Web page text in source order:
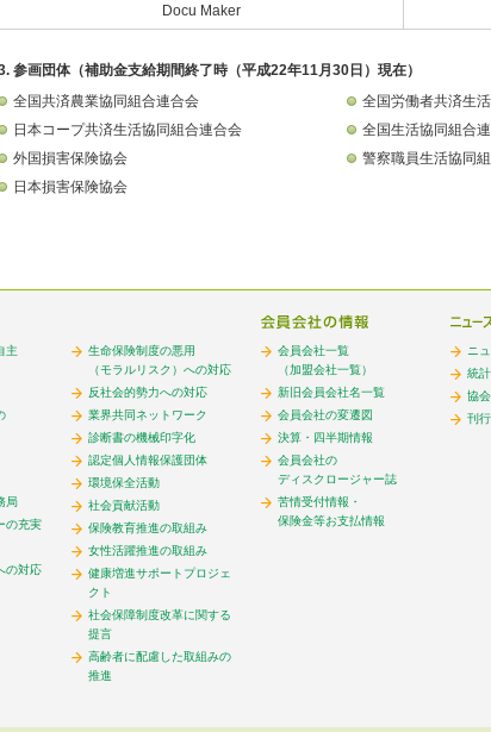
Docu Maker
参画団体（補助金支給期間終了時（平成22年11月30日）現在）
全国共済農業協同組合連合会
全国労働者共済生
日本コープ共済生活協同組合連合会
全国生活協同組合
外国損害保険協会
警察職員生活協同
日本損害保険協会
主
局
の充実
の対応
生命保険制度の悪用
（モラルリスク）への対応
反社会的勢力への対応
業界共同ネットワーク
診断書の機械印字化
認定個人情報保護団体
環境保全活動
社会貢献活動
保険教育推進の取組み
女性活躍推進の取組み
健康増進サポートプロジェ
クト
社会保障制度改革に関する
提言
高齢者に配慮した取組みの
推進
会員会社一覧
（加盟会社一覧）
新旧会員会社名一覧
会員会社の変遷図
決算・四半期情報
会員会社の
ディスクロージャー誌
苦情受付情報・
保険金等お支払情報
ニ
統
協
刊